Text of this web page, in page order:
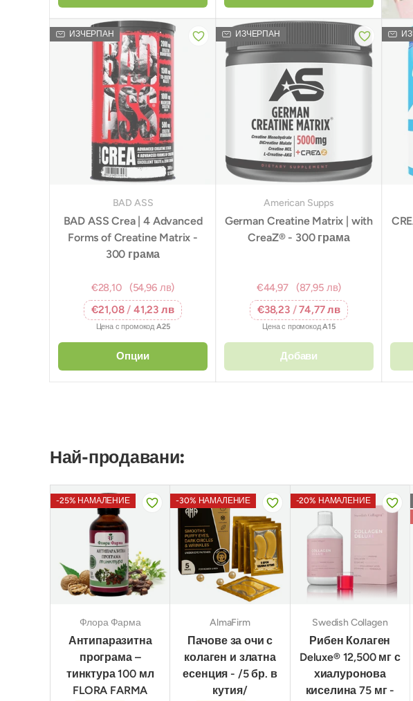
ИЗЧЕРПАН
BAD ASS
BAD ASS Crea | 4 Advanced
Forms of Creatine Matrix -
300 грама
€28,10
(54,96 лв)
€21,08 / 41,23 лв
Цена с промокод A25
Опции
ИЗЧЕРПАН
American Supps
German Creatine Matrix | with
CreaZ® - 300 грама
€44,97
(87,95 лв)
€38,23 /74,77 лв
Цена с промокодA15
Добави
Най-продавани:
-25% НАМАЛЕНИЕ
Флора Фарма
Антипаразитна
програма –
тинктура 100 мл
FLORA FARMA
-30% НАМАЛЕНИЕ
AlmaFirm
Пачове за очи с
колаген и златна
есенция - /5 бр. в
кутия/
-20% НАМАЛЕНИЕ
Swedish Collagen
Рибен Колаген
Deluxe® 12,500 мг с
хиалуронова
киселина 75 мг -